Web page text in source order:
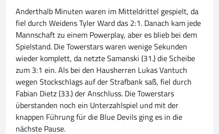
Anderthalb Minuten waren im Mitteldrittel gespielt, da
fiel durch Weidens Tyler Ward das 2:1. Danach kam jede
Mannschaft zu einem Powerplay, aber es blieb bei dem
Spielstand. Die Towerstars waren wenige Sekunden
wieder komplett, da netzte Samanski (31.) die Scheibe
zum 3:1 ein. Als bei den Hausherren Lukas Vantuch
wegen Stockschlags auf der Strafbank saß, fiel durch
Fabian Dietz (33.) der Anschluss. Die Towerstars
überstanden noch ein Unterzahlspiel und mit der
knappen Führung für die Blue Devils ging es in die
nächste Pause.